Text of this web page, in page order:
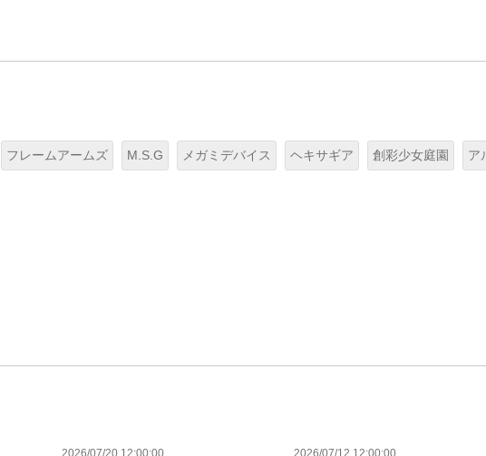
フレームアームズ M.S.G メガミデバイス ヘキサギア 創彩少女庭園 ア
2026/07/20 12:00:00 2026/07/12 12:00:00